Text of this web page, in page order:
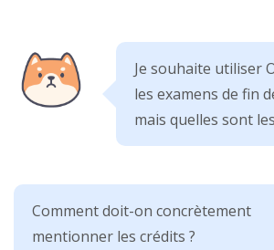
Je souhaite utiliser
les examens de fin
mais quelles sont
Comment doit-on concrètement
mentionner les crédits ?